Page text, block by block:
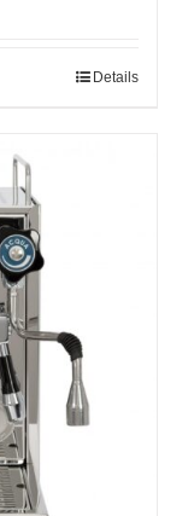
Details